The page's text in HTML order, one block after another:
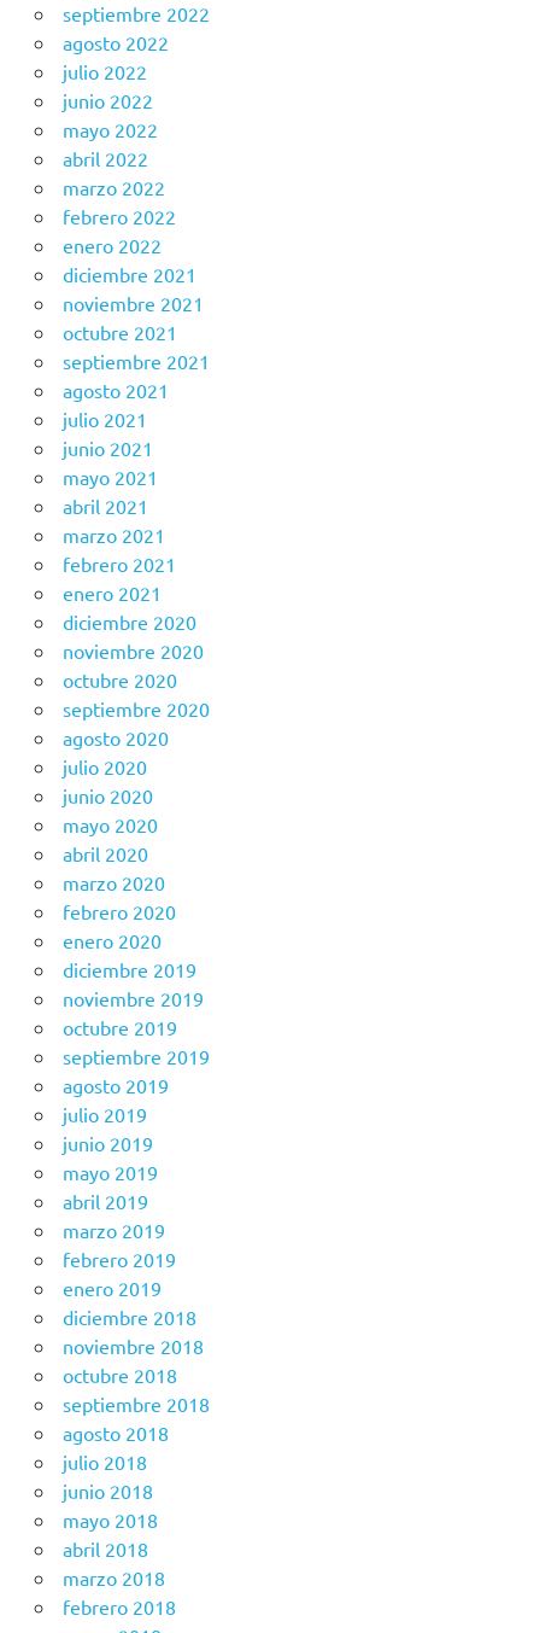
septiembre 2022
agosto 2022
julio 2022
junio 2022
mayo 2022
abril 2022
marzo 2022
febrero 2022
enero 2022
diciembre 2021
noviembre 2021
octubre 2021
septiembre 2021
agosto 2021
julio 2021
junio 2021
mayo 2021
abril 2021
marzo 2021
febrero 2021
enero 2021
diciembre 2020
noviembre 2020
octubre 2020
septiembre 2020
agosto 2020
julio 2020
junio 2020
mayo 2020
abril 2020
marzo 2020
febrero 2020
enero 2020
diciembre 2019
noviembre 2019
octubre 2019
septiembre 2019
agosto 2019
julio 2019
junio 2019
mayo 2019
abril 2019
marzo 2019
febrero 2019
enero 2019
diciembre 2018
noviembre 2018
octubre 2018
septiembre 2018
agosto 2018
julio 2018
junio 2018
mayo 2018
abril 2018
marzo 2018
febrero 2018